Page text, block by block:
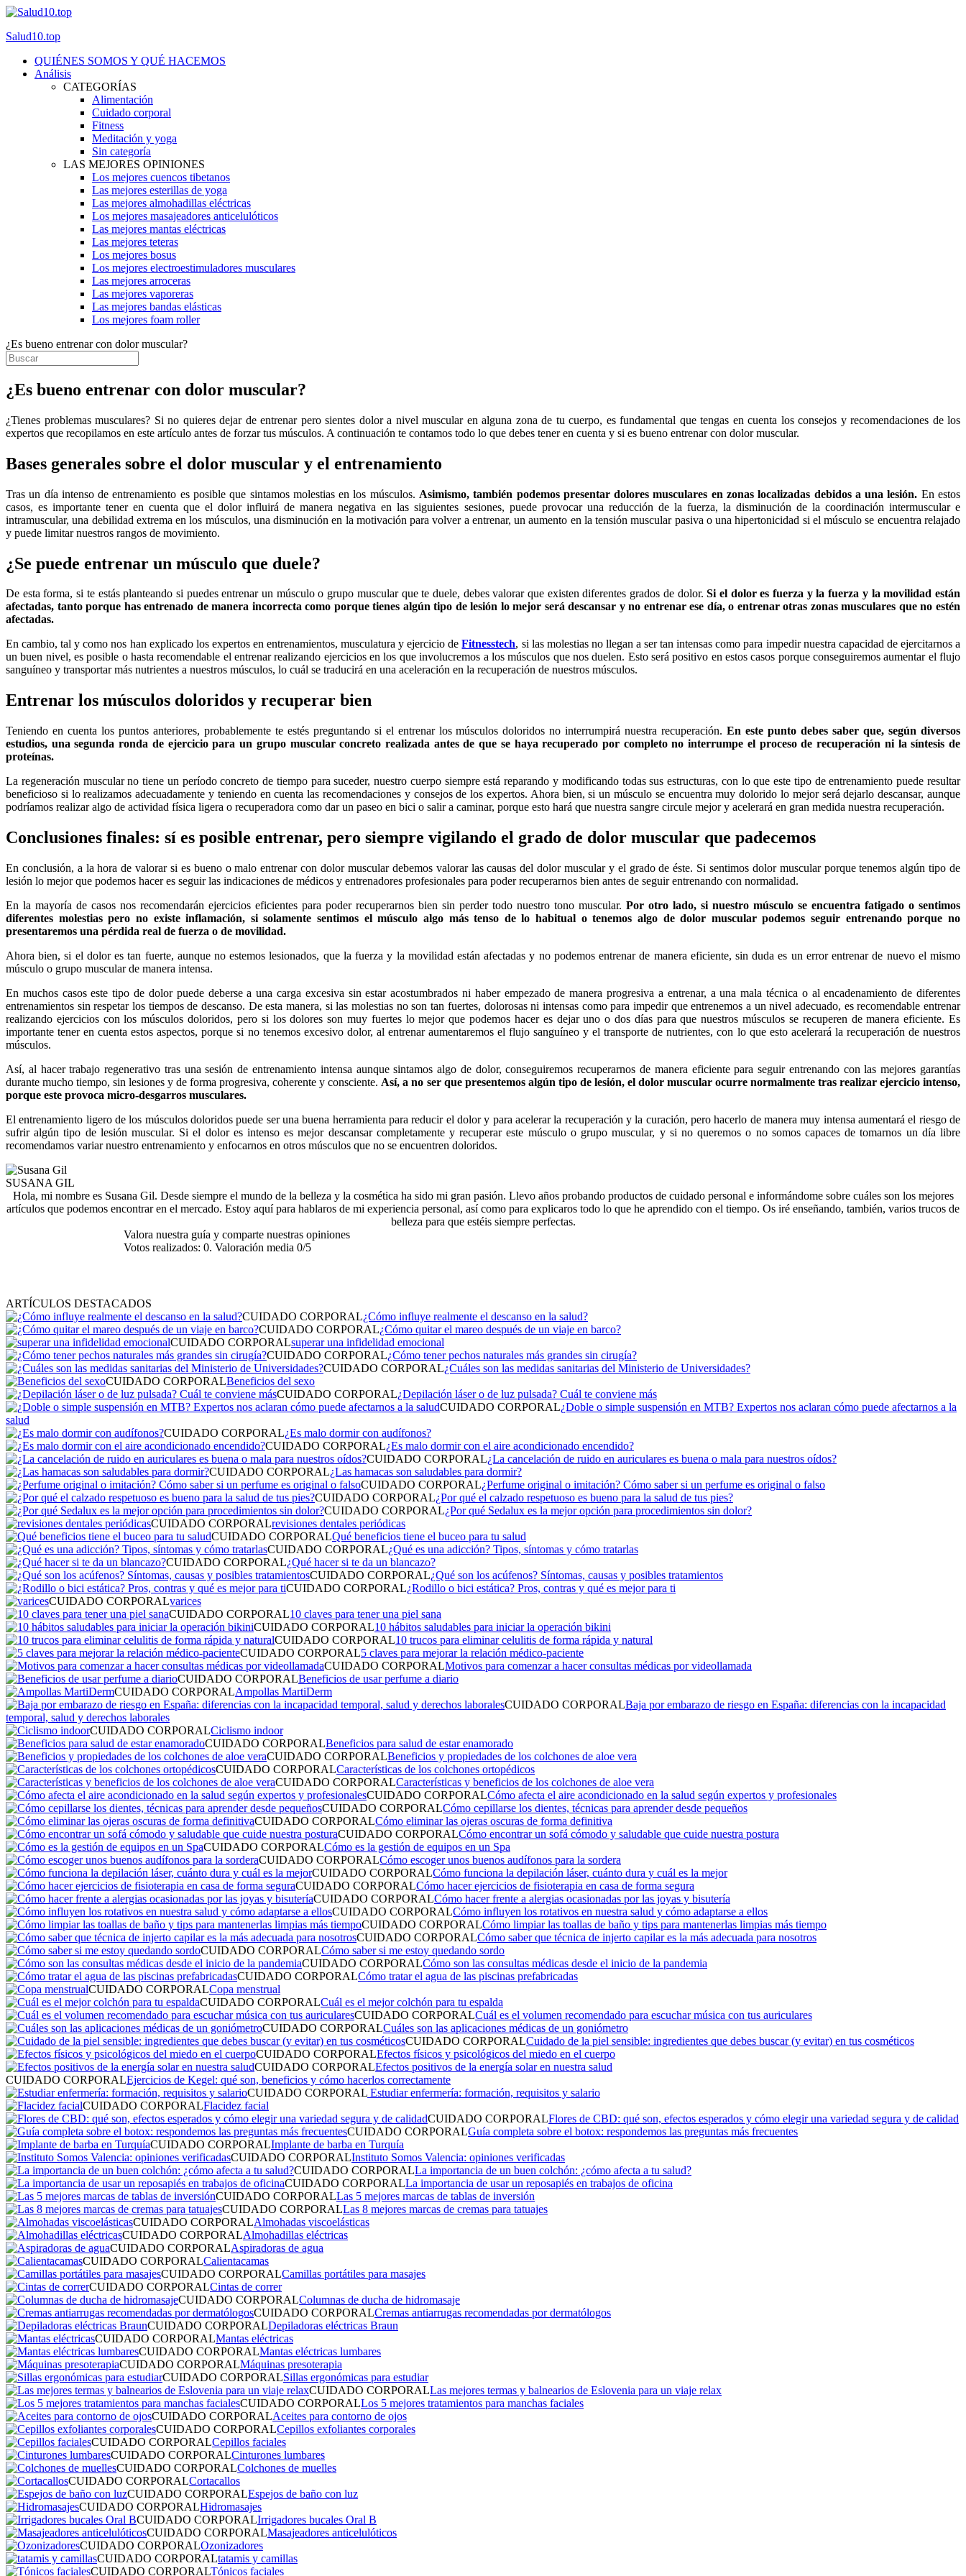
Salud10.top
QUIÉNES SOMOS Y QUÉ HACEMOS
Análisis
CATEGORÍAS
Alimentación
Cuidado corporal
Fitness
Meditación y yoga
Sin categoría
LAS MEJORES OPINIONES
Los mejores cuencos tibetanos
Las mejores esterillas de yoga
Las mejores almohadillas eléctricas
Los mejores masajeadores anticelulóticos
Las mejores mantas eléctricas
Las mejores teteras
Los mejores bosus
Los mejores electroestimuladores musculares
Las mejores arroceras
Las mejores vaporeras
Las mejores bandas elásticas
Los mejores foam roller
¿Es bueno entrenar con dolor muscular?
¿Es bueno entrenar con dolor muscular?
¿Tienes problemas musculares? Si no quieres dejar de entrenar pero sientes dolor a nivel muscular en alguna zona de tu cuerpo, es fundamental que tengas en cuenta los consejos y recomendaciones de los
expertos que recopilamos en este artículo antes de forzar tus músculos. A continuación te contamos todo lo que debes tener en cuenta y si es bueno entrenar con dolor muscular.
Bases generales sobre el dolor muscular y el entrenamiento
Tras un día intenso de entrenamiento es posible que sintamos molestias en los músculos. Asimismo, también podemos presentar dolores musculares en zonas localizadas debidos a una lesión. En estos
casos, es importante tener en cuenta que el dolor influirá de manera negativa en las siguientes sesiones, puede provocar una reducción de la fuerza, la disminución de la coordinación intermuscular e
intramuscular, una debilidad extrema en los músculos, una disminución en la motivación para volver a entrenar, un aumento en la tensión muscular pasiva o una hipertonicidad si el músculo se encuentra relajado
y puede limitar nuestros rangos de movimiento.
¿Se puede entrenar un músculo que duele?
De esta forma, si te estás planteando si puedes entrenar un músculo o grupo muscular que te duele, debes valorar que existen diferentes grados de dolor.Si el dolor es fuerza y la fuerza y la movilidad están
afectadas, tanto porque has entrenado de manera incorrecta como porque tienes algún tipo de lesión lo mejor será descansar y no entrenar ese día, o entrenar otras zonas musculares que no estén
afectadas.
En cambio, tal y como nos han explicado los expertos en entrenamientos, musculatura y ejercicio deFitnesstech, si las molestias no llegan a ser tan intensas como para impedir nuestra capacidad de ejercitarnos a
un buen nivel, es posible o hasta recomendable el entrenar realizando ejercicios en los que involucremos a los músculos que nos duelen. Esto será positivo en estos casos porque conseguiremos aumentar el flujo
sanguíneo y transportar más nutrientes a nuestros músculos, lo cuál se traducirá en una aceleración en la recuperación de nuestros músculos.
Entrenar los músculos doloridos y recuperar bien
Teniendo en cuenta los puntos anteriores, probablemente te estés preguntando si el entrenar los músculos doloridos no interrumpirá nuestra recuperación.En este punto debes saber que, según diversos
estudios, una segunda ronda de ejercicio para un grupo muscular concreto realizada antes de que se haya recuperado por completo no interrumpe el proceso de recuperación ni la síntesis de
proteínas.
La regeneración muscular no tiene un período concreto de tiempo para suceder, nuestro cuerpo siempre está reparando y modificando todas sus estructuras, con lo que este tipo de entrenamiento puede resultar
beneficioso si lo realizamos adecuadamente y teniendo en cuenta las recomendaciones y consejos de los expertos. Ahora bien, si un músculo se encuentra muy dolorido lo mejor será dejarlo descansar, aunque
podríamos realizar algo de actividad física ligera o recuperadora como dar un paseo en bici o salir a caminar, porque esto hará que nuestra sangre circule mejor y acelerará en gran medida nuestra recuperación.
Conclusiones finales: sí es posible entrenar, pero siempre vigilando el grado de dolor muscular que padecemos
En conclusión, a la hora de valorar si es bueno o malo entrenar con dolor muscular debemos valorar las causas del dolor muscular y el grado de éste. Si sentimos dolor muscular porque tenemos algún tipo de
lesión lo mejor que podemos hacer es seguir las indicaciones de médicos y entrenadores profesionales para poder recuperarnos bien antes de seguir entrenando con normalidad.
En la mayoría de casos nos recomendarán ejercicios eficientes para poder recuperarnos bien sin perder todo nuestro tono muscular. Por otro lado, si nuestro músculo se encuentra fatigado o sentimos
diferentes molestias pero no existe inflamación, si solamente sentimos el músculo algo más tenso de lo habitual o tenemos algo de dolor muscular podemos seguir entrenando porque no
presentaremos una pérdida real de fuerza o de movilidad.
Ahora bien, si el dolor es tan fuerte, aunque no estemos lesionados, que la fuerza y la movilidad están afectadas y no podemos entrenar de manera eficiente, sin duda es un error entrenar de nuevo el mismo
músculo o grupo muscular de manera intensa.
En muchos casos este tipo de dolor puede deberse a una carga excesiva sin estar acostumbrados ni haber empezado de manera progresiva a entrenar, a una mala técnica o al encadenamiento de diferentes
entrenamientos sin respetar los tiempos de descanso. De esta manera, si las molestias no son tan fuertes, dolorosas ni intensas como para impedir que entrenemos a un nivel adecuado, es recomendable entrenar
realizando ejercicios con los músculos doloridos, pero si los dolores son muy fuertes lo mejor que podemos hacer es dejar uno o dos días para que nuestros músculos se recuperen de manera eficiente. Es
importante tener en cuenta estos aspectos, porque si no tenemos excesivo dolor, al entrenar aumentaremos el flujo sanguíneo y el transporte de nutrientes, con lo que esto acelerará la recuperación de nuestros
músculos.
Así, al hacer trabajo regenerativo tras una sesión de entrenamiento intensa aunque sintamos algo de dolor, conseguiremos recuperarnos de manera eficiente para seguir entrenando con las mejores garantías
durante mucho tiempo, sin lesiones y de forma progresiva, coherente y consciente. Así, a no ser que presentemos algún tipo de lesión, el dolor muscular ocurre normalmente tras realizar ejercicio intenso,
porque este provoca micro-desgarros musculares.
El entrenamiento ligero de los músculos doloridos puede ser una buena herramienta para reducir el dolor y para acelerar la recuperación y la curación, pero hacerlo de manera muy intensa aumentará el riesgo de
sufrir algún tipo de lesión muscular. Si el dolor es intenso es mejor descansar completamente y recuperar este músculo o grupo muscular, y si no queremos o no somos capaces de tomarnos un día libre
recomendamos variar nuestro entrenamiento y enfocarnos en otros músculos que no se encuentren doloridos.
SUSANA GIL
Hola, mi nombre es Susana Gil. Desde siempre el mundo de la belleza y la cosmética ha sido mi gran pasión. Llevo años probando productos de cuidado personal e informándome sobre cuáles son los mejores
artículos que podemos encontrar en el mercado. Estoy aquí para hablaros de mi experiencia personal, así como para explicaros todo lo que he aprendido con el tiempo. Os iré enseñando, también, varios trucos de
belleza para que estéis siempre perfectas.
Valora nuestra guía y comparte nuestras opiniones
Votos realizados: 0. Valoración media 0/5
ARTÍCULOS DESTACADOS
CUIDADO CORPORAL¿Cómo influye realmente el descanso en la salud?
CUIDADO CORPORAL¿Cómo quitar el mareo después de un viaje en barco?
CUIDADO CORPORALsuperar una infidelidad emocional
CUIDADO CORPORAL¿Cómo tener pechos naturales más grandes sin cirugía?
CUIDADO CORPORAL¿Cuáles son las medidas sanitarias del Ministerio de Universidades?
CUIDADO CORPORALBeneficios del sexo
CUIDADO CORPORAL¿Depilación láser o de luz pulsada? Cuál te conviene más
CUIDADO CORPORAL¿Doble o simple suspensión en MTB? Expertos nos aclaran cómo puede afectarnos a la
salud
CUIDADO CORPORAL¿Es malo dormir con audífonos?
CUIDADO CORPORAL¿Es malo dormir con el aire acondicionado encendido?
CUIDADO CORPORAL¿La cancelación de ruido en auriculares es buena o mala para nuestros oídos?
CUIDADO CORPORAL¿Las hamacas son saludables para dormir?
CUIDADO CORPORAL¿Perfume original o imitación? Cómo saber si un perfume es original o falso
CUIDADO CORPORAL¿Por qué el calzado respetuoso es bueno para la salud de tus pies?
CUIDADO CORPORAL¿Por qué Sedalux es la mejor opción para procedimientos sin dolor?
CUIDADO CORPORALrevisiones dentales periódicas
CUIDADO CORPORALQué beneficios tiene el buceo para tu salud
CUIDADO CORPORAL¿Qué es una adicción? Tipos, síntomas y cómo tratarlas
CUIDADO CORPORAL¿Qué hacer si te da un blancazo?
CUIDADO CORPORAL¿Qué son los acúfenos? Síntomas, causas y posibles tratamientos
CUIDADO CORPORAL¿Rodillo o bici estática? Pros, contras y qué es mejor para ti
CUIDADO CORPORALvarices
CUIDADO CORPORAL10 claves para tener una piel sana
CUIDADO CORPORAL10 hábitos saludables para iniciar la operación bikini
CUIDADO CORPORAL10 trucos para eliminar celulitis de forma rápida y natural
CUIDADO CORPORAL5 claves para mejorar la relación médico-paciente
CUIDADO CORPORALMotivos para comenzar a hacer consultas médicas por videollamada
CUIDADO CORPORALBeneficios de usar perfume a diario
CUIDADO CORPORALAmpollas MartiDerm
CUIDADO CORPORALBaja por embarazo de riesgo en España: diferencias con la incapacidad
temporal, salud y derechos laborales
CUIDADO CORPORALCiclismo indoor
CUIDADO CORPORALBeneficios para salud de estar enamorado
CUIDADO CORPORALBeneficios y propiedades de los colchones de aloe vera
CUIDADO CORPORALCaracterísticas de los colchones ortopédicos
CUIDADO CORPORALCaracterísticas y beneficios de los colchones de aloe vera
CUIDADO CORPORALCómo afecta el aire acondicionado en la salud según expertos y profesionales
CUIDADO CORPORALCómo cepillarse los dientes, técnicas para aprender desde pequeños
CUIDADO CORPORALCómo eliminar las ojeras oscuras de forma definitiva
CUIDADO CORPORALCómo encontrar un sofá cómodo y saludable que cuide nuestra postura
CUIDADO CORPORALCómo es la gestión de equipos en un Spa
CUIDADO CORPORALCómo escoger unos buenos audífonos para la sordera
CUIDADO CORPORALCómo funciona la depilación láser, cuánto dura y cuál es la mejor
CUIDADO CORPORALCómo hacer ejercicios de fisioterapia en casa de forma segura
CUIDADO CORPORALCómo hacer frente a alergias ocasionadas por las joyas y bisutería
CUIDADO CORPORALCómo influyen los rotativos en nuestra salud y cómo adaptarse a ellos
CUIDADO CORPORALCómo limpiar las toallas de baño y tips para mantenerlas limpias más tiempo
CUIDADO CORPORALCómo saber que técnica de injerto capilar es la más adecuada para nosotros
CUIDADO CORPORALCómo saber si me estoy quedando sordo
CUIDADO CORPORALCómo son las consultas médicas desde el inicio de la pandemia
CUIDADO CORPORALCómo tratar el agua de las piscinas prefabricadas
CUIDADO CORPORALCopa menstrual
CUIDADO CORPORALCuál es el mejor colchón para tu espalda
CUIDADO CORPORALCuál es el volumen recomendado para escuchar música​ con tus auriculares
CUIDADO CORPORALCuáles son las aplicaciones médicas de un goniómetro
CUIDADO CORPORALCuidado de la piel sensible: ingredientes que debes buscar (y evitar) en tus cosméticos
CUIDADO CORPORALEfectos físicos y psicológicos del miedo en el cuerpo
CUIDADO CORPORALEfectos positivos de la energía solar en nuestra salud
CUIDADO CORPORALEjercicios de Kegel: qué son, beneficios y cómo hacerlos correctamente
CUIDADO CORPORAL Estudiar enfermería: formación, requisitos y salario
CUIDADO CORPORALFlacidez facial
CUIDADO CORPORALFlores de CBD: qué son, efectos esperados y cómo elegir una variedad segura y de calidad
CUIDADO CORPORALGuía completa sobre el botox: respondemos las preguntas más frecuentes
CUIDADO CORPORALImplante de barba en Turquía
CUIDADO CORPORALInstituto Somos Valencia: opiniones verificadas
CUIDADO CORPORALLa importancia de un buen colchón: ¿cómo afecta a tu salud?
CUIDADO CORPORALLa importancia de usar un reposapiés en trabajos de oficina
CUIDADO CORPORALLas 5 mejores marcas de tablas de inversión
CUIDADO CORPORALLas 8 mejores marcas de cremas para tatuajes
CUIDADO CORPORALAlmohadas viscoelásticas
CUIDADO CORPORALAlmohadillas eléctricas
CUIDADO CORPORALAspiradoras de agua
CUIDADO CORPORALCalientacamas
CUIDADO CORPORALCamillas portátiles para masajes
CUIDADO CORPORALCintas de correr
CUIDADO CORPORALColumnas de ducha de hidromasaje
CUIDADO CORPORALCremas antiarrugas recomendadas por dermatólogos
CUIDADO CORPORALDepiladoras eléctricas Braun
CUIDADO CORPORALMantas eléctricas
CUIDADO CORPORALMantas eléctricas lumbares
CUIDADO CORPORALMáquinas presoterapia
CUIDADO CORPORALSillas ergonómicas para estudiar
CUIDADO CORPORALLas mejores termas y balnearios de Eslovenia para un viaje relax
CUIDADO CORPORALLos 5 mejores tratamientos para manchas faciales
CUIDADO CORPORALAceites para contorno de ojos
CUIDADO CORPORALCepillos exfoliantes corporales
CUIDADO CORPORALCepillos faciales
CUIDADO CORPORALCinturones lumbares
CUIDADO CORPORALColchones de muelles
CUIDADO CORPORALCortacallos
CUIDADO CORPORALEspejos de baño con luz
CUIDADO CORPORALHidromasajes
CUIDADO CORPORALIrrigadores bucales Oral B
CUIDADO CORPORALMasajeadores anticelulóticos
CUIDADO CORPORALOzonizadores
CUIDADO CORPORALtatamis y camillas
CUIDADO CORPORALTónicos faciales